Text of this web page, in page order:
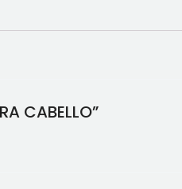
CABELLO”